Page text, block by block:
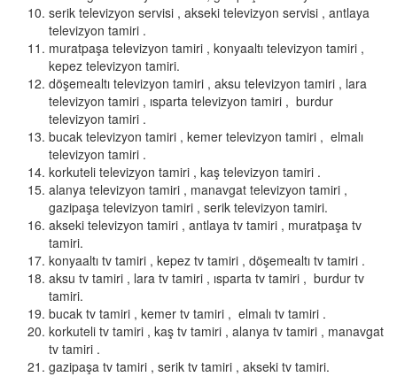
serik televizyon servisi , akseki televizyon servisi , antlaya
televizyon tamiri .
muratpaşa televizyon tamiri , konyaaltı televizyon tamiri ,
kepez televizyon tamiri.
döşemealtı televizyon tamiri , aksu televizyon tamiri , lara
televizyon tamiri , ısparta televizyon tamiri , burdur
televizyon tamiri .
bucak televizyon tamiri , kemer televizyon tamiri , elmalı
televizyon tamiri .
korkuteli televizyon tamiri , kaş televizyon tamiri .
alanya televizyon tamiri , manavgat televizyon tamiri ,
gazipaşa televizyon tamiri , serik televizyon tamiri.
akseki televizyon tamiri , antlaya tv tamiri , muratpaşa tv
tamiri.
konyaaltı tv tamiri , kepez tv tamiri , döşemealtı tv tamiri .
aksu tv tamiri , lara tv tamiri , ısparta tv tamiri , burdur tv
tamiri.
bucak tv tamiri , kemer tv tamiri , elmalı tv tamiri .
korkuteli tv tamiri , kaş tv tamiri , alanya tv tamiri , manavgat
tv tamiri .
gazipaşa tv tamiri , serik tv tamiri , akseki tv tamiri.